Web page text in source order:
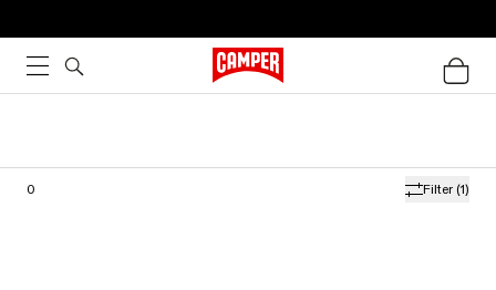
Filter (1)
0